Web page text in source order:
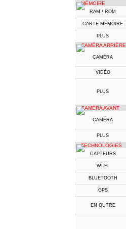
MÉMOIRE
RAM / ROM
CARTE MÉMOIRE
PLUS
CAMÉRA ARRIÈRE
CAMÉRA
VIDÉO
PLUS
CAMÉRA AVANT
CAMÉRA
PLUS
TECHNOLOGIES
CAPTEURS
WI-FI
BLUETOOTH
GPS
EN OUTRE